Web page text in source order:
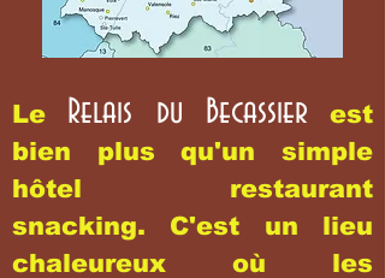
Le Relais du Becassier est
bien plus qu'un simple
hôtel restaurant
snacking. C'est un lieu
chaleureux où les